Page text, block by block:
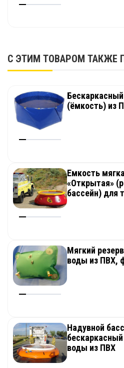
С ЭТИМ ТОВАРОМ ТАКЖЕ
(ёмкость) из
Емкость
«Открытая»
бассейн) для
Мягкий
воды из ПВХ,
Надувной
воды из ПВХ